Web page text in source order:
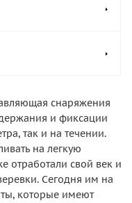
снаряжения
и фиксации
так и на течении.
на легкую
отработали свой век и
Сегодня им на
которые имеют